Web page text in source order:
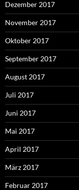
Dezember 2017
November 2017
Oktober 2017
September 2017
August 2017
Juli 2017
Juni 2017
Mai 2017
April 2017
März 2017
Februar 2017